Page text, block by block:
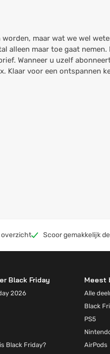
maar wat we wel
alleen maar toe gaat nemen.
Wanneer u uzelf
Klaar voor een ontspannen
overzicht Scoor gemakkelijk
Black Friday
2026
Black Friday?
Meest
Alle
Black
PS5
AirPods